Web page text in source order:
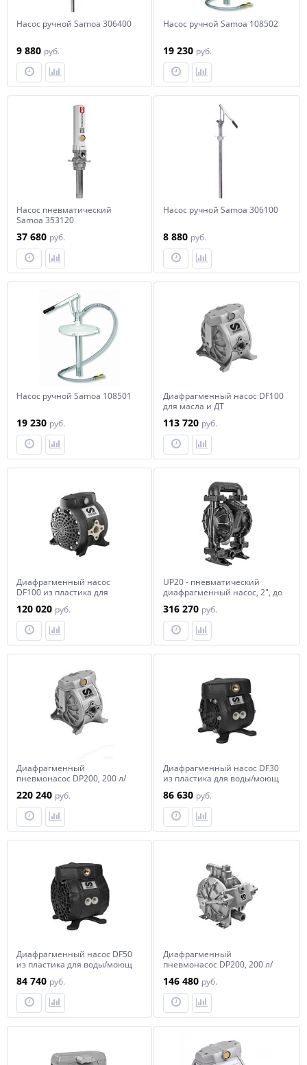
Насос ручной Samoa 306400
9 880 руб.
Насос ручной Samoa 108502
19 230 руб.
Насос пневматический
Samoa 353120
37 680 руб.
Насос ручной Samoa 306100
8 880 руб.
Насос ручной Samoa 108501
19 230 руб.
Диафрагменный насос DF100
для масла и ДТ
113 720 руб.
Диафрагменный насос
DF100 из пластика для
моющ жидкости
120 020 руб.
UP20 - пневматический
диафрагменный насос, 2", до
316 270 руб.
Диафрагменный
пневмонасос DP200, 200 л/
220 240 руб.
Диафрагменный насос DF30
из пластика для воды/моющ
86 630 руб.
Диафрагменный насос DF50
из пластика для воды/моющ
84 740 руб.
Диафрагменный
пневмонасос DP200, 200 л/
диз.топ. ALU/NBR
146 480 руб.